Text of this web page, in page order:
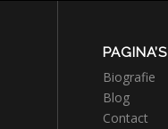
PAGINA’S
Biografie
Blog
Contact